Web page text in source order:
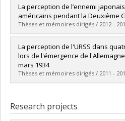
Graduate :Beauchamp-Léveillé,
Cycle :Master's
Grade :M.A.
Lien vers le document dans
La perception de l’ennemi
américains pendant la Deuxième
Thèses et mémoires dirigés / 2012 -
Graduate :Ménard, Émilie
Cycle : Master's
Grade :M.A.
Lien vers le document dans
La perception de l'URSS dans
lors de l'émergence de
mars 1934
Thèses et mémoires dirigés / 2011 -
Cycle :Master's
Grade :M.A.
Research projects